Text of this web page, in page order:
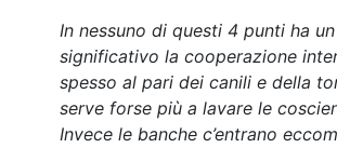
In nessuno di questi 4 punti ha
significativo la cooperazione
spesso al pari dei canili e della
serve forse più a lavare le
Invece le banche c’entrano